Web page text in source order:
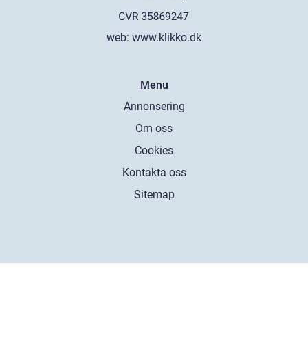
web: www.klikko.dk
Menu
Annonsering
Om oss
Cookies
Kontakta oss
Sitemap